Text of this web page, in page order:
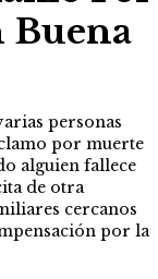
Buena
personas
por muerte
alguien fallece
de otra
cercanos
por la